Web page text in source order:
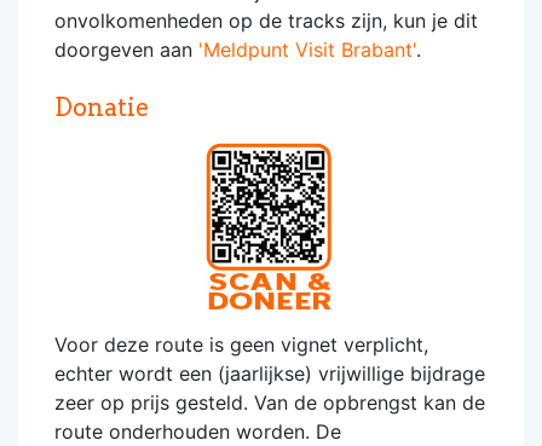
onvolkomenheden op de tracks zijn, kun je dit
doorgeven aan 'Meldpunt Visit Brabant'.
Donatie
Voor deze route is geen vignet verplicht,
echter wordt een (jaarlijkse) vrijwillige bijdrage
zeer op prijs gesteld. Van de opbrengst kan de
route onderhouden worden. De